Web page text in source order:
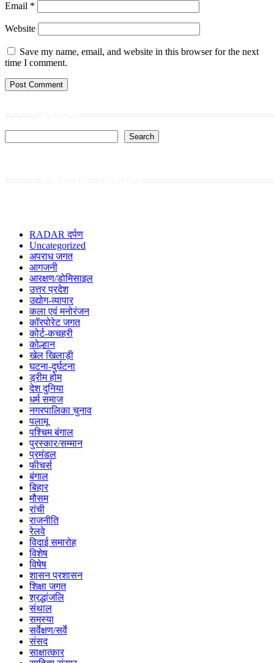
Email *
Website
Save my name, email, and website in this browser for the next
time I comment.
Search
RADAR दर्पण
Uncategorized
अपराध जगत
आगजनी
आरक्षण/डोमिसाइल
उत्तर प्रदेश
उद्योग-व्यापार
कला एवं मनोरंजन
कॉरपोरेट जगत
कोर्ट-कचहरी
कोल्हान
खेल खिलाड़ी
घटना-दुर्घटना
ड्रीम होम
देश दुनिया
धर्म समाज
नगरपालिका चुनाव
पलामू
पश्चिम बंगाल
पुरस्कार/सम्मान
प्रमंडल
फीचर्स
बंगाल
बिहार
मौसम
रांची
राजनीति
रेलवे
विदाई समारोह
विशेष
विषेष
शासन प्रशासन
शिक्षा जगत
श्रद्धांजलि
संथाल
समस्या
सर्वेक्षण/सर्वे
संसद
साक्षात्कार